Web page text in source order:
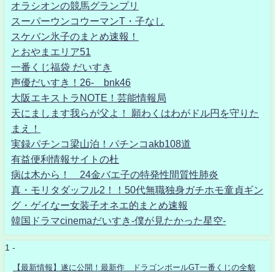
オラシオンの競馬グランプリ
スーパーウンコウーマンT・子なし
スケバン氷子のまとめ速報！
とおやまエリア51
一番くじ福袋 だいすき
声優だいすき！26- bnk46
大阪エキストラNOTE！芸能情報局
天にまします我らが父よ！ 願わくはわがドル円を守りた
まえ！
実録パチンコ梁山泊！パチンコakb108道
有益便利情報サイトの杜
病は木から！ 24金バエ子の特発性間質性肺炎
真・モリタダッフル2！！50代無職独身ガチホモ童貞ギン
グ・ゲイなー女装子オネエ的まとめ速報
韓国ドラマcinemaだいすき-僕が見たかった星空-
1 -
【最新情報】遂に公開！最新作 ドラゴンボールGT一番くじの全貌